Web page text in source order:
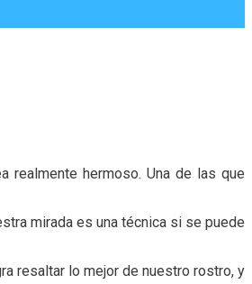
realmente hermoso. Una de las que
mirada es una técnica si se puede
resaltar lo mejor de nuestro rostro, y